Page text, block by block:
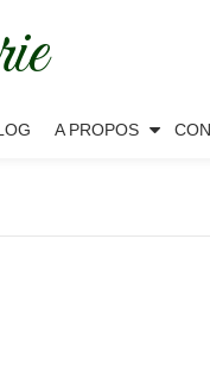
A PROPOS